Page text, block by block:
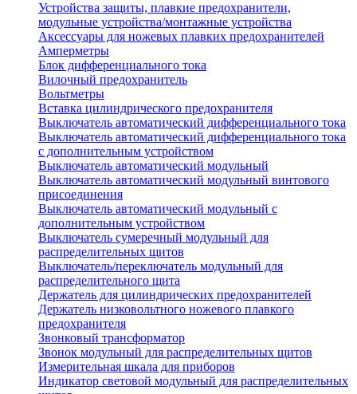
Устройства защиты, плавкие предохранители,
модульные устройства/монтажные устройства
Аксессуары для ножевых плавких предохранителей
Амперметры
Блок дифференциального тока
Вилочный предохранитель
Вольтметры
Вставка цилиндрического предохранителя
Выключатель автоматический дифференциального тока
Выключатель автоматический дифференциального тока
с дополнительным устройством
Выключатель автоматический модульный
Выключатель автоматический модульный винтового
присоединения
Выключатель автоматический модульный с
дополнительным устройством
Выключатель сумеречный модульный для
распределительных щитов
Выключатель/переключатель модульный для
распределительного щита
Держатель для цилиндрических предохранителей
Держатель низковольтного ножевого плавкого
предохранителя
Звонковый трансформатор
Звонок модульный для распределительных щитов
Измерительная шкала для приборов
Индикатор световой модульный для распределительных